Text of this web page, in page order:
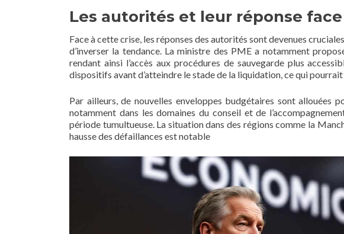
Les autorités et leur réponse face
Face à cette crise, les réponses des autorités sont devenues
d’inverser la tendance. La ministre des PME a notamment
rendant ainsi l’accès aux procédures de sauvegarde plus
dispositifs avant d’atteindre le stade de la liquidation, ce qui
Par ailleurs, de nouvelles enveloppes budgétaires sont allouées
notamment dans les domaines du conseil et de
période tumultueuse. La situation dans des régions comme la
hausse des défaillances est notable